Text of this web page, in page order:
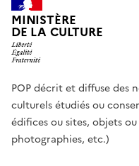
MINISTÈRE
DE LA CULTURE
POP décrit et diffuse des
culturels étudiés ou
édifices ou sites, objets
photographies, etc.)